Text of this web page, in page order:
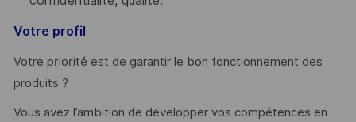
Votre profil
Votre priorité est de garantir le bon fonctionnement des
produits ?
Vous avez l’ambition de développer vos compétences en